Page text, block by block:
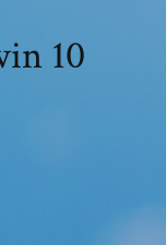
10